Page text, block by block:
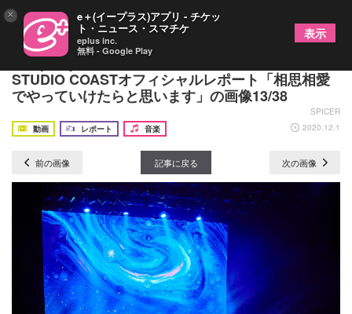
Tempalay『TOUR 2020』ファイナル公演 新木場
STUDIO COASTオフィシャルレポート「相思相愛
でやっていけたらと思います」の画像13/38
SPICER
動画
レポート 音楽 2020.12.1
前の画像 記事に戻る 次の画像
× e＋(イープラス)アプリ - チケッ
ト・ニュース・スマチケ
eplus inc.
無料 - Google Play
表示